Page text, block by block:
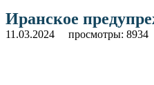
Иранское
11.03.2024 просмотры: 8934